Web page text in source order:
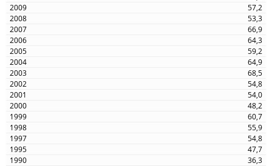
57,2
53,3
66,9
64,3
59,2
64,9
68,5
54,8
54,0
48,2
60,7
55,9
54,8
47,7
36,3